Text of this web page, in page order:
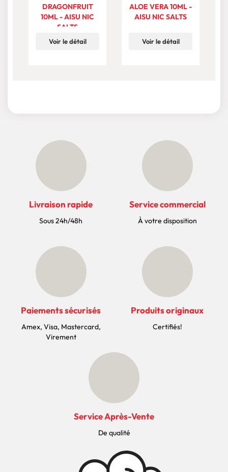
DRAGONFRUIT
10ML - AISU NIC
SALTS
Voir le détail
ALOE VERA 10ML -
AISU NIC SALTS
Voir le détail
Livraison rapide
Sous 24h/48h
Service commercial
À votre disposition
Paiements sécurisés
Amex, Visa, Mastercard,
Virement
Produits originaux
Certifiés!
Service Après-Vente
De qualité